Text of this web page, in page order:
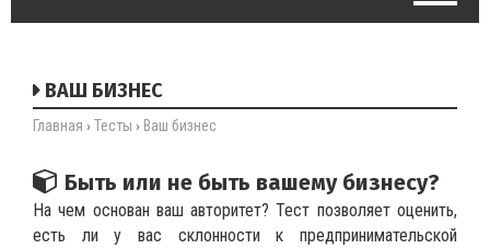
ВАШ БИЗНЕС
Главная › Тесты › Ваш бизнес
Быть или не быть вашему бизнесу?
На чем основан ваш авторитет? Тест позволяет оценить,
есть ли у вас склонности к предпринимательской